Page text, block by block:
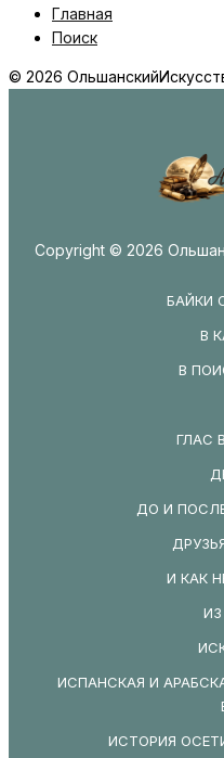
Главная
Поиск
© 2026 Ольшанский
Copyright © 2026
БАЙКИ
В
В
ГЛАС
ДО И
И КАК
ИСПАНСКАЯ И
ИСТОРИЯ